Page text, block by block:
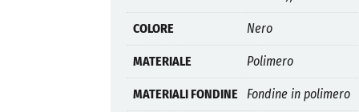
COLORE Nero
MATERIALE Polimero
MATERIALI FONDINE Fondine in polimero